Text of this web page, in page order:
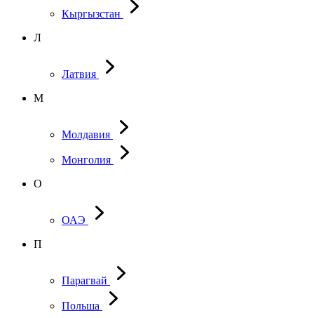
Кыргызстан
Л
Латвия
М
Молдавия
Монголия
О
ОАЭ
П
Парагвай
Польша